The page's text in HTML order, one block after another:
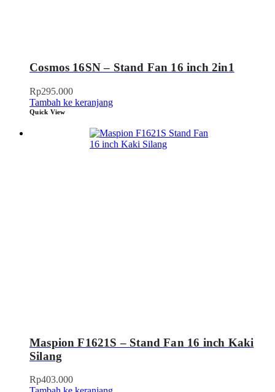
Cosmos 16SN – Stand Fan 16 inch 2in1
Rp295.000
Tambah ke keranjang
Quick View
Maspion F1621S – Stand Fan 16 inch Kaki
Silang
Rp403.000